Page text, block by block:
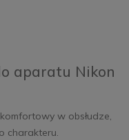
aparatu Nikon
w obsłudze,
charakteru.